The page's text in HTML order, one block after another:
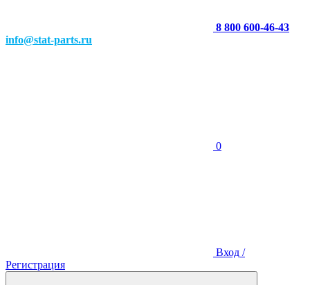
8 800 600-46-43
info@stat-parts.ru
0
Вход /
Регистрация